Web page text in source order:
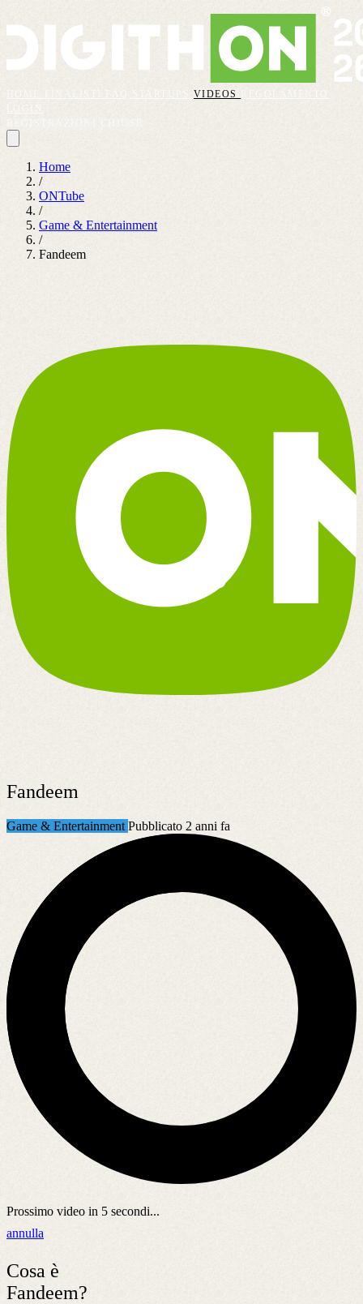
VIDEOS
REGOLAMENTO
Home
/
ONTube
/
Game & Entertainment
/
Fandeem
Fandeem
Game & Entertainment Pubblicato 2 anni fa
Prossimo video in 5 secondi...
annulla
Cosa è
Fandeem?